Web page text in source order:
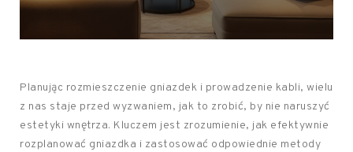
Planując rozmieszczenie gniazdek i prowadzenie kabli, wielu
z nas staje przed wyzwaniem, jak to zrobić, by nie naruszyć
estetyki wnętrza. Kluczem jest zrozumienie, jak efektywnie
rozplanować gniazdka i zastosować odpowiednie metody